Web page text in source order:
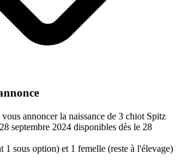
annoncer la naissance de 3 chiot Spitz
septembre 2024 disponibles dès le 28
1 sous option) et 1 femelle (reste à l'élevage)